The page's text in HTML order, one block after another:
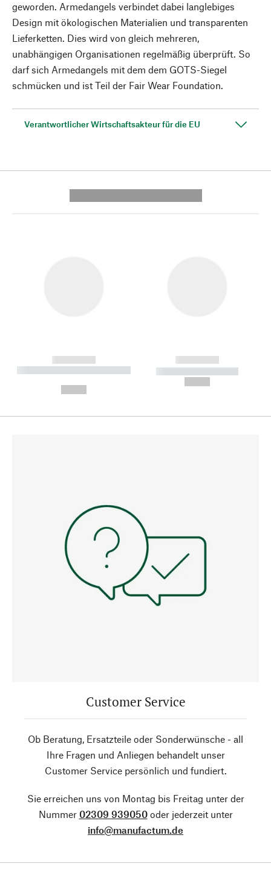
geworden. Armedangels verbindet dabei langlebiges
Design mit ökologischen Materialien und transparenten
Lieferketten. Dies wird von gleich mehreren,
unabhängigen Organisationen regelmäßig überprüft. So
darf sich Armedangels mit dem dem GOTS-Siegel
schmücken und ist Teil der Fair Wear Foundation.
Verantwortlicher Wirtschaftsakteur für die EU
------------
----------- ----------- --------
------------
----------- -----------
Customer Service
Ob Beratung, Ersatzteile oder Sonderwünsche - all
Ihre Fragen und Anliegen behandelt unser
Customer Service persönlich und fundiert.
Sie erreichen uns von Montag bis Freitag unter der
Nummer 02309 939050oder jederzeit unter
info@manufactum.de